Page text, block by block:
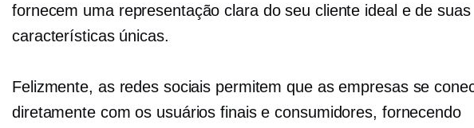
fornecem uma representação clara do seu cliente ideal e de suas
características únicas.
Felizmente, as redes sociais permitem que as empresas se
diretamente com os usuários finais e consumidores, fornecendo